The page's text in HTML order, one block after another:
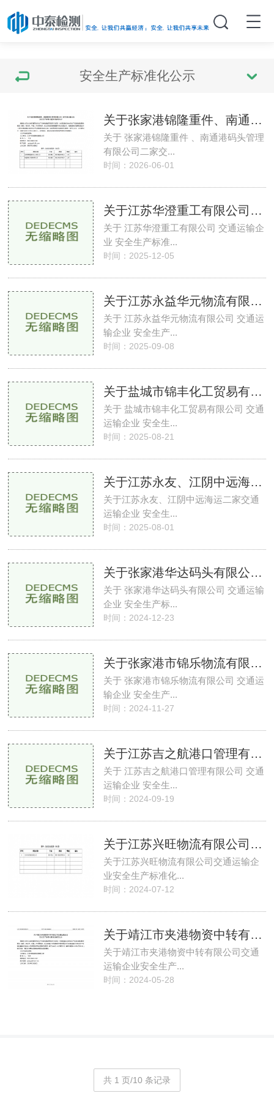
安全生产标准化公示
关于张家港锦隆重件、南通港码头管理有限公司
关于 张家港锦隆重件 、南通港码头管理
有限公司二家交...
时间：2026-06-01
关于江苏华澄重工有限公司交通运输企业安全生
关于 江苏华澄重工有限公司 交通运输企
业 安全生产标准...
时间：2025-12-05
关于江苏永益华元物流有限公司交通运输企业安
关于 江苏永益华元物流有限公司 交通运
输企业 安全生产...
时间：2025-09-08
关于盐城市锦丰化工贸易有限公司交通运输企业
关于 盐城市锦丰化工贸易有限公司 交通
运输企业 安全生...
时间：2025-08-21
关于江苏永友、江阴中远海运交通运输企业
关于江苏永友、江阴中远海运二家交通
运输企业 安全生...
时间：2025-08-01
关于张家港华达码头有限公司交通运输企业
关于 张家港华达码头有限公司 交通运输
企业 安全生产标...
时间：2024-12-23
关于张家港市锦乐物流有限公司交通运输企业
关于 张家港市锦乐物流有限公司 交通运
输企业 安全生产...
时间：2024-11-27
关于江苏吉之航港口管理有限公司交通运输企业
关于 江苏吉之航港口管理有限公司 交通
运输企业 安全生...
时间：2024-09-19
关于江苏兴旺物流有限公司交通运输企业
关于江苏兴旺物流有限公司交通运输企
业安全生产标准化...
时间：2024-07-12
关于靖江市夹港物资中转有限公司交通运输企业
关于靖江市夹港物资中转有限公司交通
运输企业安全生产...
时间：2024-05-28
共 1 页/10 条记录